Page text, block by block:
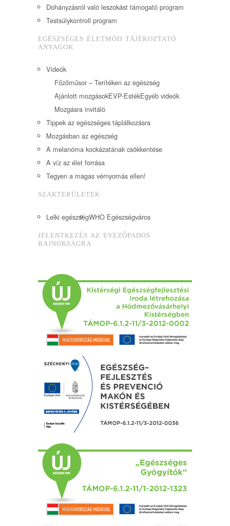
Dohányzásról való leszokást támogató program
Testsúlykontroll program
EGÉSZSÉGES ÉLETMÓD TÁJÉKOZTATÓ
ANYAGOK
Videók
Főzőműsor – Terítéken az egészség
Ajánlott mozgásokEVP-EstékEgyéb videók
Mozgásra invitáló
Tippek az egészséges táplálkozásra
Mozgásban az egészség
A melanóma kockázatának csökkentése
A víz az élet forrása
Tegyen a magas vérnyomás ellen!
SZAKTERÜLETEK
Lelki egészségWHO Egészségváros
JELENTKEZÉS AZ EVEZŐPADOS
BAJNOKSÁGRA